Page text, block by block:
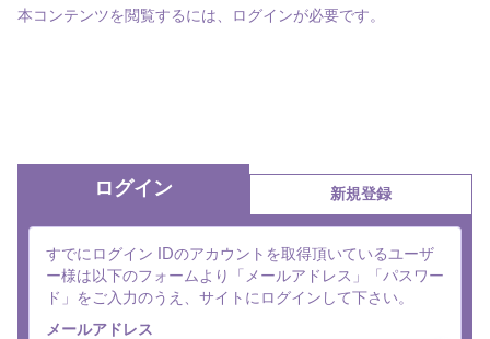
本コンテンツを閲覧するには、ログインが必要です。
ログイン 新規登録
すでにログイン IDのアカウントを取得頂いているユーザ
ー様は以下のフォームより「メールアドレス」「パスワー
ド」をご入力のうえ、サイトにログインして下さい。
メールアドレス